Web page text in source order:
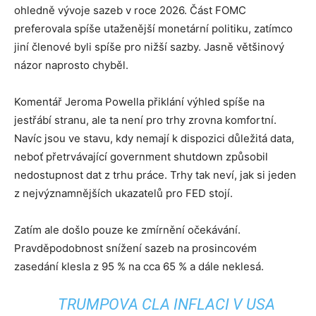
ohledně vývoje sazeb v roce 2026. Část FOMC
preferovala spíše utaženější monetární politiku, zatímco
jiní členové byli spíše pro nižší sazby. Jasně většinový
názor naprosto chyběl.
Komentář Jeroma Powella přiklání výhled spíše na
jestřábí stranu, ale ta není pro trhy zrovna komfortní.
Navíc jsou ve stavu, kdy nemají k dispozici důležitá data,
neboť přetrvávající government shutdown způsobil
nedostupnost dat z trhu práce. Trhy tak neví, jak si jeden
z nejvýznamnějších ukazatelů pro FED stojí.
Zatím ale došlo pouze ke zmírnění očekávání.
Pravděpodobnost snížení sazeb na prosincovém
zasedání klesla z 95 % na cca 65 % a dále neklesá.
TRUMPOVA CLA INFLACI V USA